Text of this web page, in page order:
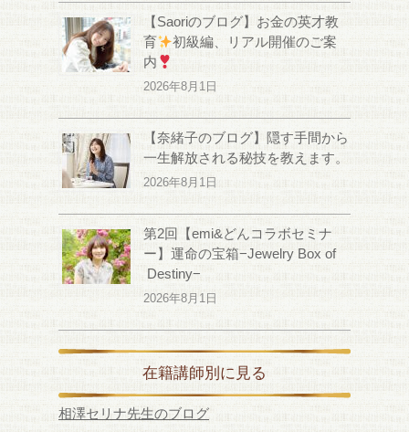
【Saoriのブログ】お金の英才教
育
初級編、リアル開催のご案
内
2026年8月1日
【奈緒子のブログ】隠す手間から
一生解放される秘技を教えます。
2026年8月1日
第2回【emi&どんコラボセミナ
ー】運命の宝箱−Jewelry Box of
Destiny−
2026年8月1日
在籍講師別に見る
相澤セリナ先生のブログ